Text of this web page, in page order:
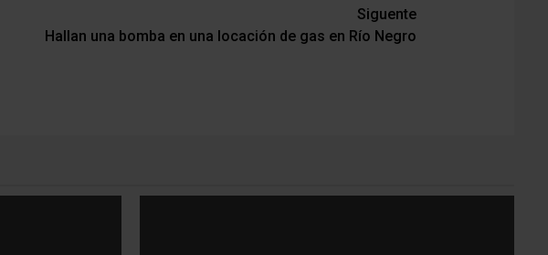
Siguente
Hallan una bomba en una locación de gas en Río Negro